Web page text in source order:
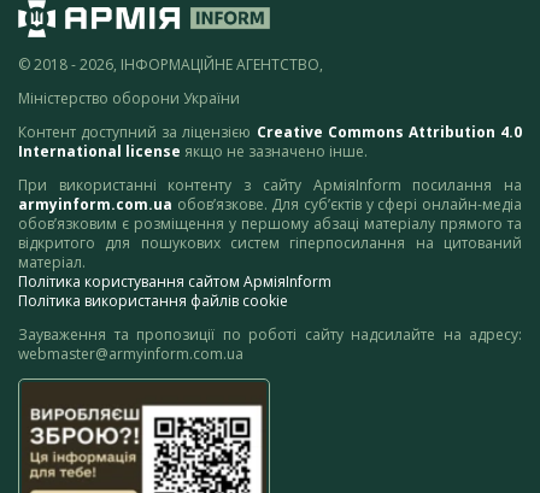
© 2018 - 2026, ІНФОРМАЦІЙНЕ АГЕНТСТВО,
Міністерство оборони України
Контент доступний за ліцензією Creative Commons Attribution 4.0
International license якщо не зазначено інше.
При використанні контенту з сайту АрміяInform посилання на
armyinform.com.ua обов’язкове. Для суб’єктів у сфері онлайн-медіа
обов’язковим є розміщення у першому абзаці матеріалу прямого та
відкритого для пошукових систем гіперпосилання на цитований
матеріал.
Політика користування сайтом АрміяInform
Політика використання файлів cookie
Зауваження та пропозиції по роботі сайту надсилайте на адресу:
webmaster@armyinform.com.ua